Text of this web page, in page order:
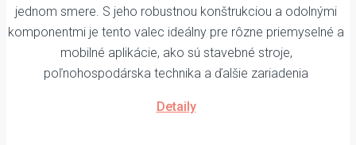
jednom smere. S jeho robustnou konštrukciou a odolnými
komponentmi je tento valec ideálny pre rôzne priemyselné a
mobilné aplikácie, ako sú stavebné stroje,
poľnohospodárska technika a ďalšie zariadenia
Detaily